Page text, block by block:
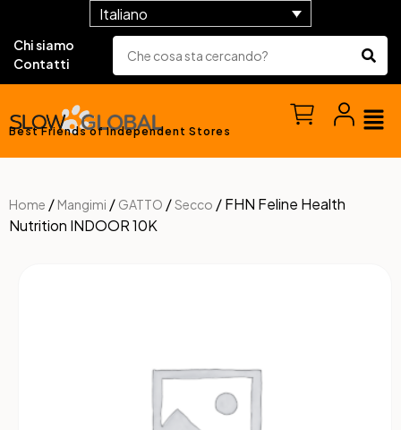
Italiano
Chi siamo
Contatti
Best Friends of Independent Stores
Home / Mangimi / GATTO /Secco / FHN Feline Health
Nutrition INDOOR 10K